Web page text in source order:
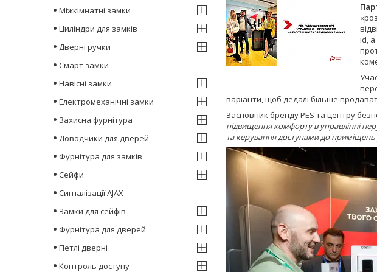
id, а
варіанти, щоб дедалі більше
Засновник бренду PES та центру
підвищення комфорту в управлінні
та керування доступами до
Міжкімнатні замки
Циліндри для замків
Дверні ручки
Смарт замки
Навісні замки
Електромеханічні замки
Захисна фурнітура
Доводчики для дверей
Фурнітура для замків
Сейфи
Сигналізації AJAX
Замки для сейфів
Фурнітура для дверей
Петлі дверні
Контроль доступу